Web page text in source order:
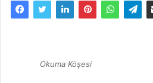
posta
Okuma Köşesi